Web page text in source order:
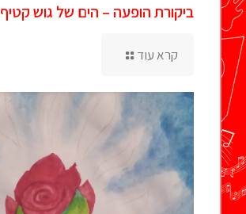
ביקורת הופעה – הים של גוש קטיף
קרא עוד